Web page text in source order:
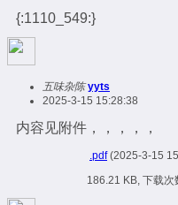
{:1110_549:}
五味杂陈 yyts
2025-3-15 15:28:38
内容见附件，，，，，
.pdf (2025-3-15
186.21 KB, 下载次